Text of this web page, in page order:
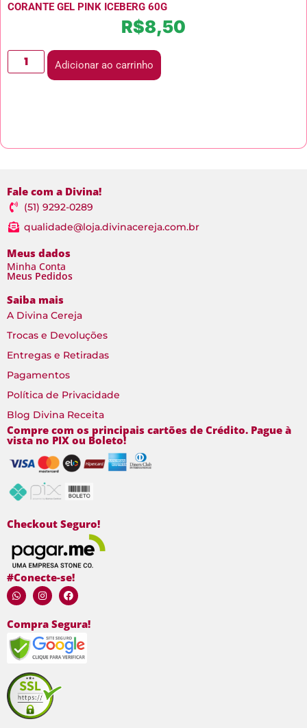
CORANTE GEL PINK ICEBERG 60G
R$8,50
Adicionar ao carrinho
Fale com a Divina!
(51) 9292-0289
qualidade@loja.divinacereja.com.br
Meus dados
Minha Conta
Meus Pedidos
Saiba mais
A Divina Cereja
Trocas e Devoluções
Entregas e Retiradas
Pagamentos
Política de Privacidade
Blog Divina Receita
Compre com os principais cartões de Crédito. Pague à
vista no PIX ou Boleto!
Checkout Seguro!
#Conecte-se!
Compra Segura!